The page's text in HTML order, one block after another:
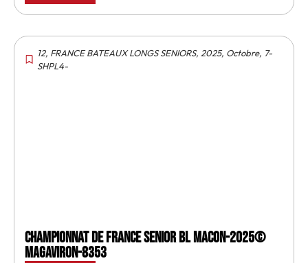
12, FRANCE BATEAUX LONGS SENIORS, 2025, Octobre, 7-
SHPL4-
Championnat de France senior BL Macon-2025©
MagAviron-8353